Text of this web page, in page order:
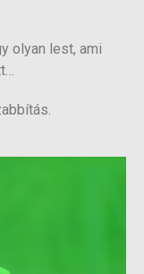
olyan lest, ami